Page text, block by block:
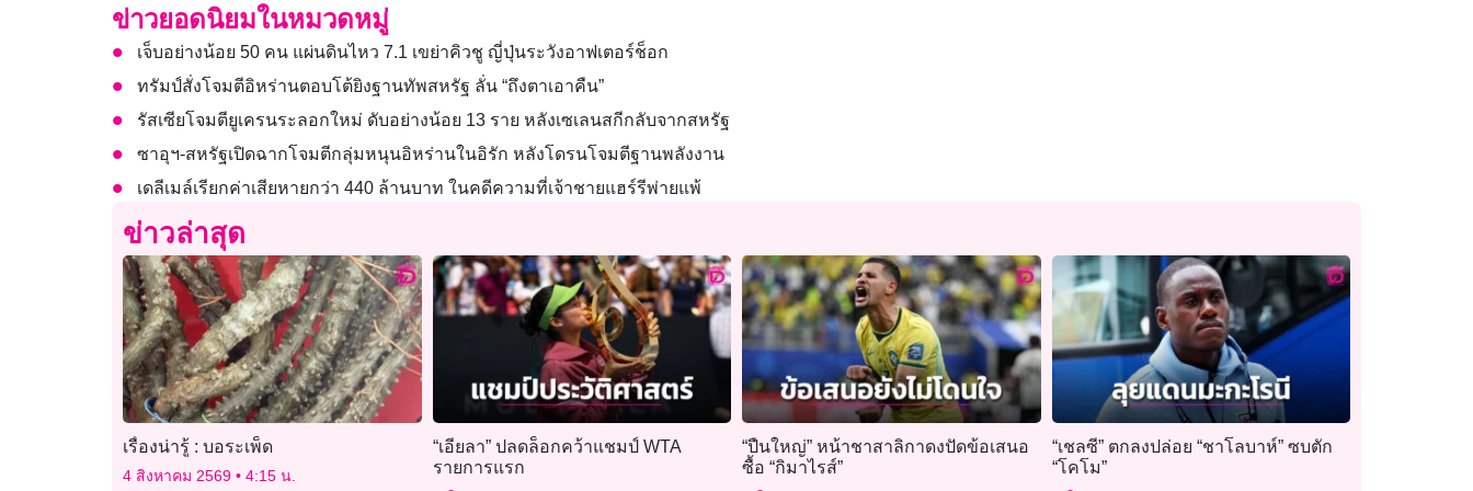
ข่าวยอดนิยมในหมวดหมู่
เจ็บอย่างน้อย 50 คน แผ่นดินไหว 7.1 เขย่าคิวชู ญี่ปุ่นระวังอาฟเตอร์ช็อก
ทรัมป์สั่งโจมตีอิหร่านตอบโต้ยิงฐานทัพสหรัฐ ลั่น “ถึงตาเอาคืน”
รัสเซียโจมตียูเครนระลอกใหม่ ดับอย่างน้อย 13 ราย หลังเซเลนสกีกลับจากสหรัฐ
ซาอุฯ-สหรัฐเปิดฉากโจมตีกลุ่มหนุนอิหร่านในอิรัก หลังโดรนโจมตีฐานพลังงาน
เดลีเมล์เรียกค่าเสียหายกว่า 440 ล้านบาท ในคดีความที่เจ้าชายแฮร์รีพ่ายแพ้
ข่าวล่าสุด
เรื่องน่ารู้ : บอระเพ็ด
4 สิงหาคม 2569 4:15 น.
“เอียลา” ปลดล็อกคว้าแชมป์ WTA
รายการแรก
“ปืนใหญ่” หน้าชาสาลิกาดงปัดข้อเสนอ
ซื้อ “กิมาไรส์”
“เชลซี” ตกลงปล่อย “ชาโลบาห์” ซบตัก
“โคโม”